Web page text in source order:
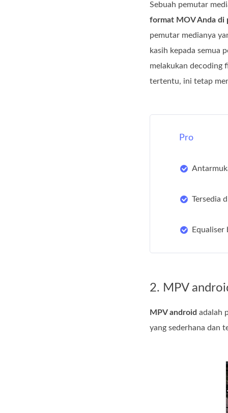
Sebuah pemutar
format MOV Anda di
pemutar medianya
kasih kepada semua
melakukan decoding
tertentu, ini tetap
Pro
Tersedia
Equaliser
2. MPV
MPV android adalah
yang sederhana dan